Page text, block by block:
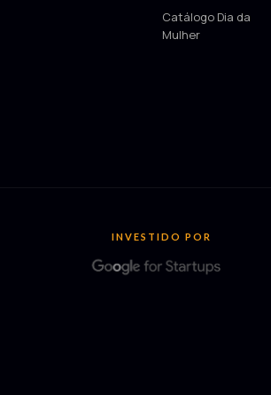
Catálogo Dia da
Mulher
INVESTIDO POR